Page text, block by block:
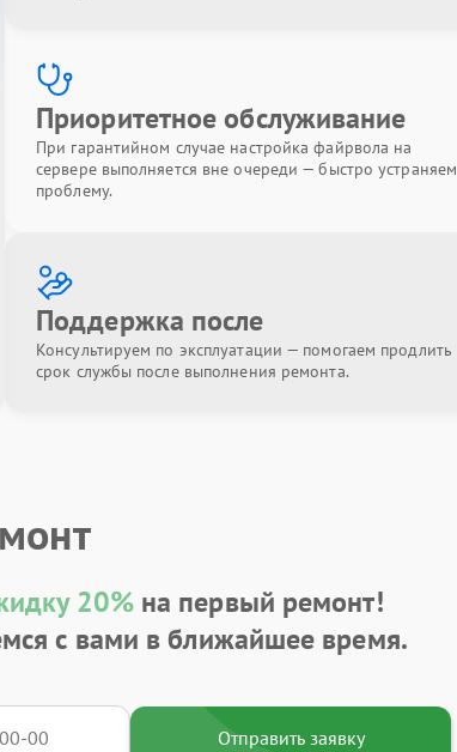
Приоритетное обслуживание
При гарантийном случае настройка файрвола на
сервере выполняется вне очереди — быстро устраняем
проблему.
Поддержка после
Консультируем по эксплуатации — помогаем продлить
срок службы после выполнения ремонта.
20%на первый ремонт!
с вами в ближайшее время.
Отправить заявку